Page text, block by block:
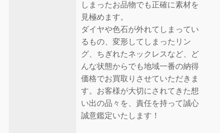
しまったお品物でも正確に素材を
見極めます。
ダイヤや色石が外れてしまってい
るもの、変形してしまったリン
グ、ちぎれたネックレスなど、ど
んな状態からでも地域一番の納得
価格でお買取りさせていただきま
す。お客様が大切にされてきた想
い出の品々を、責任を持って誠心
誠意鑑定いたします！